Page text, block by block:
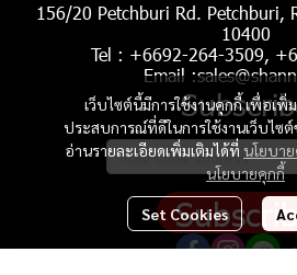
เว็บไซต์นี้มีการใช้งานคุกกี้ เพื่อเ
ประสบการณ์ที่ดีในการใช้งานเว็บไซ
อ่านรายละเอียดเพิ่มเติมได้ที่ นโยบา
นโยบายคุกกี้
Set Cookies
156/20 Petchburi Rd. Petchburi,
10400
Tel : +6692-264-3509,
Email